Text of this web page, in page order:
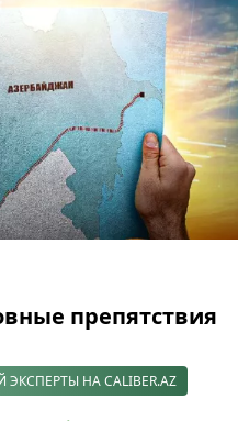
препятствия
НА CALIBER.AZ